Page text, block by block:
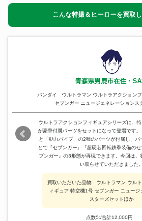
こんな特撮＆ヒーローを買取し
青森県男鹿市在住・
バンダイ ウルトラマン ウルトラアクション
セブンガー ニュージェネレーションス
ウルトラアクションフィギュアシリーズに、
が豪華付属パーツをセットになって登場です。
と「動力パイプ」の2種のパーツが付属し、パ
とで『セブンガー』『超硬芯回転鉄拳装備の
ブンガー』の3形態が再現できます。今回は、
い取らせていただきました。
買取いただいた品物 ウルトラマン ウル
ィギュア 特空機1号 セブンガー ニュージ
スターズセットほか
点数5:/合計12,000円